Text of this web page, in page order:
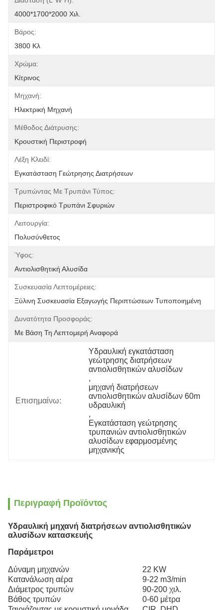
4000*1700*2000 Χιλ.
Βάρος:
3800 Κλ
Χρώμα:
Κίτρινος
Μηχανή:
Ηλεκτρική Μηχανή
Μέθοδος Διάτρυσης:
Κρουστική Περιστροφή
Λέξη Κλειδί:
Εγκατάσταση Γεώτρησης Διατρήσεων
Τρυπώντας Με Τρυπάνι Τύπος:
Περιστροφικό Τρυπάνι Σφυριών
Λειτουργία:
Πολυσύνθετος
Ύφος:
Αντιολισθητική Αλυσίδα
Συσκευασία Λεπτομέρειες:
Ξύλινη Συσκευασία Εξαγωγής Περιπτώσεων Τυποποιημένη
Δυνατότητα Προσφοράς:
Με Βάση Τη Λεπτομερή Αναφορά
Επισημαίνω:
Υδραυλική εγκατάσταση
γεώτρησης διατρήσεων
αντιολισθητικών αλυσίδων
,
μηχανή διατρήσεων
αντιολισθητικών αλυσίδων 60m
υδραυλική
,
Εγκατάσταση γεώτρησης
τρυπανιών αντιολισθητικών
αλυσίδων εφαρμοσμένης
μηχανικής
Περιγραφή Προϊόντος
Υδραυλική μηχανή διατρήσεων αντιολισθητικών
αλυσίδων κατασκευής
Παράμετροι
Δύναμη μηχανών
22 KW
Κατανάλωση αέρα
9-22 m3/min
Διάμετρος τρυπών
90-200 χιλ.
Βάθος τρυπών
0-60 μέτρα